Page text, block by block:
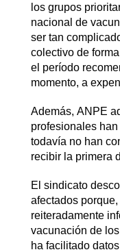
los grupos
nacional de
ser tan
colectivo de
el período
momento, a
Además, ANPE
profesionales
todavía no han
recibir la primera
El sindicato
afectados
reiteradamente
vacunación de
ha facilitado